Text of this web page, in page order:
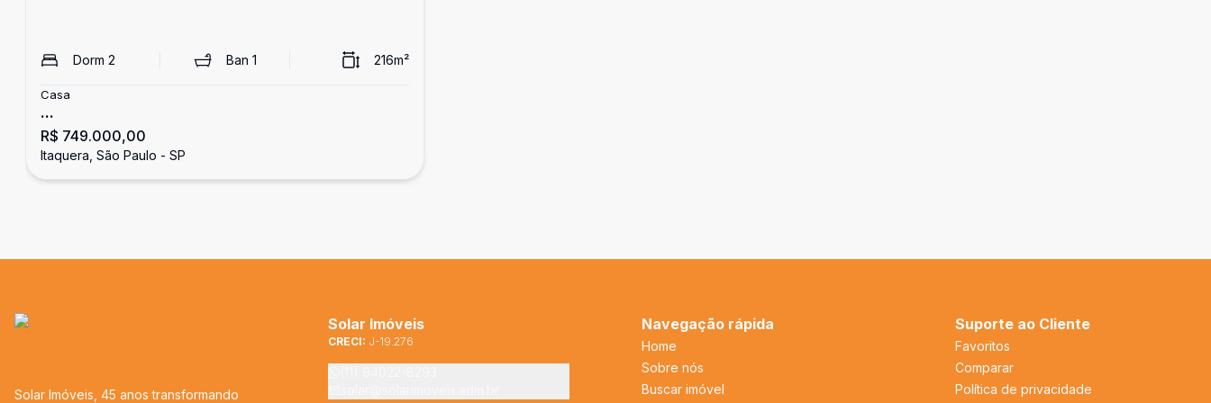
Dorm 2 Ban 1 216m²
Casa
...
R$ 749.000,00
Itaquera, São Paulo - SP
Solar Imóveis, 45 anos transformando
Solar Imóveis
CRECI: J-19.276
Navegação rápida
Home
Sobre nós
Buscar imóvel
Suporte ao Cliente
Favoritos
Comparar
Política de privacidade